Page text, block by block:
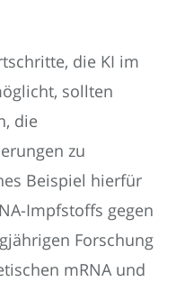
die KI im
sollten
die
zu
Beispiel hierfür
Impfstoffs gegen
Forschung
mRNA und